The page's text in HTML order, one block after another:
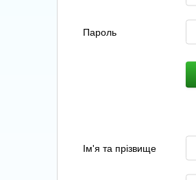
Пароль
Ім'я та прізвище